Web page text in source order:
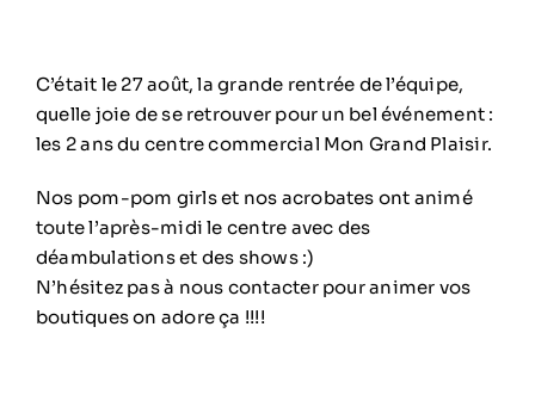
C’était le 27 août, la grande rentrée de l’équipe,
quelle joie de se retrouver pour un bel événement :
les 2 ans du centre commercial Mon Grand Plaisir.
Nos pom-pom girls et nos acrobates ont animé
toute l’après-midi le centre avec des
déambulations et des shows :)
N’hésitez pas à nous contacter pour animer vos
boutiques on adore ça !!!!